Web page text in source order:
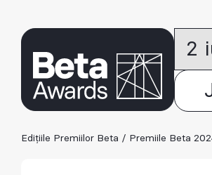
2
Edițiile Premiilor Beta / Premiile Beta